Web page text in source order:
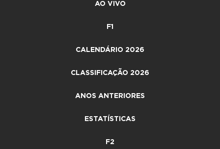
AO VIVO
F1
CALENDÁRIO 2026
CLASSIFICAÇÃO 2026
ANOS ANTERIORES
ESTATÍSTICAS
F2